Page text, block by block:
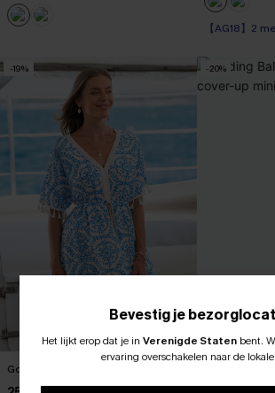
【AG18】2
-19%
Good Karma Versierde Minijurk
-20%
up mini-jurk
Bevestig je
Het lijkt erop dat je in Verenigde Staten bent.
ervaring overschakelen naar de lokale
ABONNEER OM TE